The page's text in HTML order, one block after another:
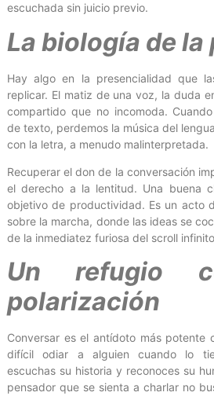
escuchada sin juicio previo.
La biología de la
Hay algo en la presencialidad que
replicar. El matiz de una voz, la duda
compartido que no incomoda.
de texto, perdemos la música del
con la letra, a menudo malinterpretada.
Recuperar el don de la conversación
el derecho a la lentitud. Una buena
objetivo de productividad. Es un acto
sobre la marcha, donde las ideas se
de la inmediatez furiosa del scroll
Un refugio
polarización
Conversar es el antídoto más potente
difícil odiar a alguien cuando lo
escuchas su historia y reconoces su
pensador que se sienta a charlar no